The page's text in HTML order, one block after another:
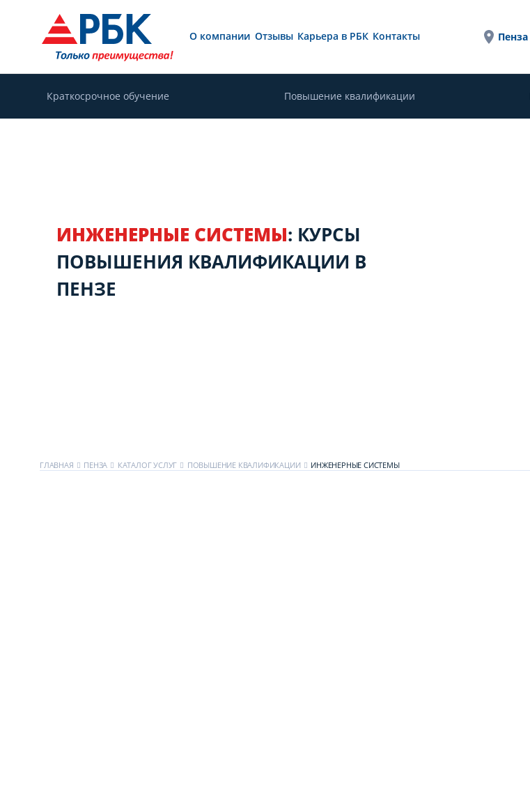
ИНЖЕНЕРНЫЕ СИСТЕМЫ: КУРСЫ
ПОВЫШЕНИЯ КВАЛИФИКАЦИИ В
ПЕНЗЕ
ГЛАВНАЯ ПЕНЗА КАТАЛОГ УСЛУГ ПОВЫШЕНИЕ КВАЛИФИКАЦИИ ИНЖЕНЕРНЫЕ СИСТЕМЫ
О компании Отзывы Карьера в РБК Контакты Пенза
Краткосрочное обучение Повышение квалификации